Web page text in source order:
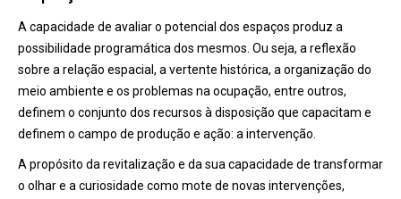
A capacidade de avaliar o potencial dos espaços produz a
possibilidade programática dos mesmos. Ou seja, a reflexão
sobre a relação espacial, a vertente histórica, a organização do
meio ambiente e os problemas na ocupação, entre outros,
definem o conjunto dos recursos à disposição que capacitam e
definem o campo de produção e ação: a intervenção.
A propósito da revitalização e da sua capacidade de transformar
o olhar e a curiosidade como mote de novas intervenções,